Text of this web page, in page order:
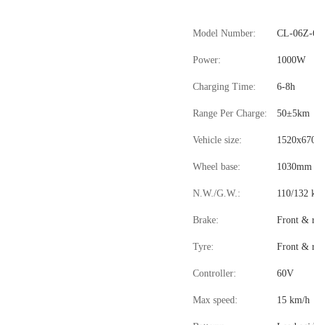
Model Number: CL-06Z-
Power: 1000W
Charging Time: 6-8h
Range Per Charge: 50±5km
Vehicle size:
Wheel base: 1030mm
N.W./G.W.: 110/132
Brake: Front &
Tyre: Front &
Controller: 60V
Max speed: 15 km/h